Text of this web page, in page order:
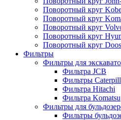
Поворотный круг
Поворотный круг
Поворотный круг
Поворотный круг
Поворотный круг
Фильтры
Фильтры для
Фильтра JCB
Фильтры
Фильтра Hitachi
Фильтра Komatsu
Фильтры для
Фильтры